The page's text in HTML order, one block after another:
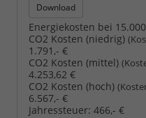
Download
Energiekosten bei
CO2 Kosten (niedrig)
1.791,- €
CO2 Kosten (mittel)
4.253,62 €
CO2 Kosten (hoch)
6.567,- €
Jahressteuer: 466,- €